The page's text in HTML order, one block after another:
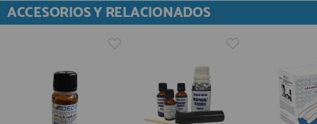
ACCESORIOS Y RELACIONADOS